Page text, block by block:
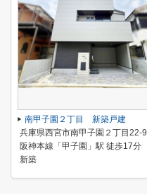
南甲子園２丁目 新築戸建
兵庫県西宮市南甲子園２丁目22-9
阪神本線「甲子園」駅 徒歩17分
新築